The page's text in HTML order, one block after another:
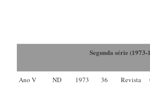
Segunda série (1973-
Ano V ND 1973 36 Revista